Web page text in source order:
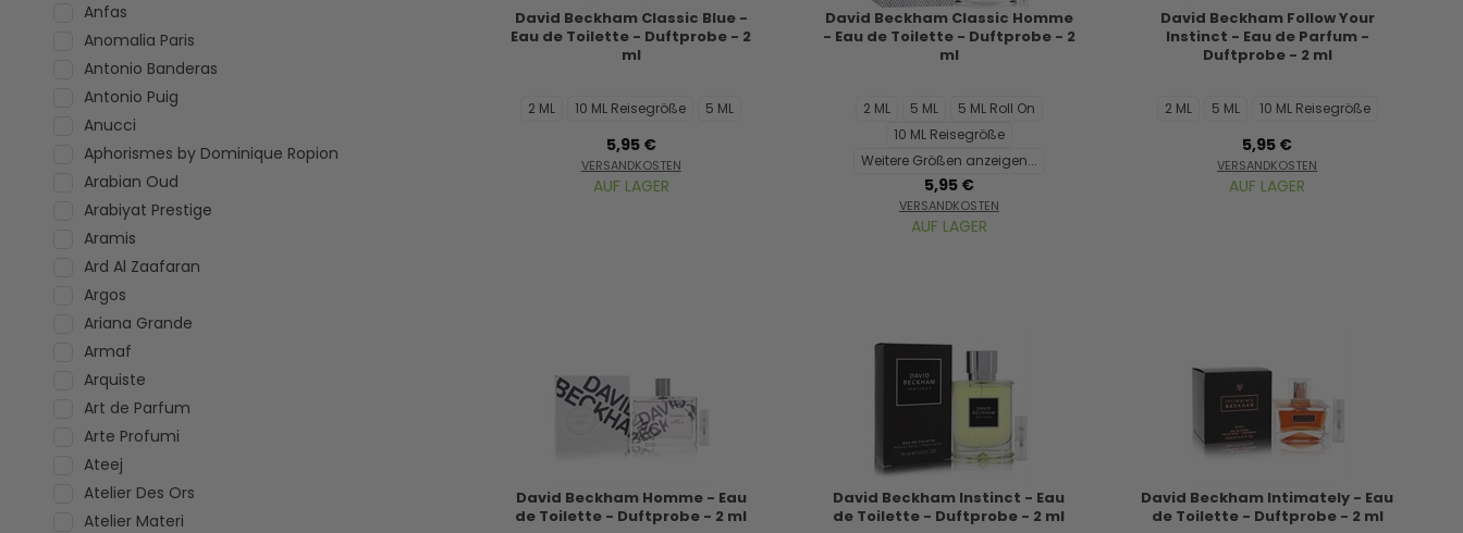
Anfas
Anomalia Paris
Antonio Banderas
Antonio Puig
Anucci
Aphorismes by Dominique Ropion
Arabian Oud
Arabiyat Prestige
Aramis
Ard Al Zaafaran
Argos
Ariana Grande
Armaf
Arquiste
Art de Parfum
Arte Profumi
Ateej
Atelier Des Ors
Atelier Materi
David Beckham Classic Blue -
Eau de Toilette - Duftprobe - 2
ml
2 ML 10 ML Reisegröße 5 ML
5,95 €
VERSANDKOSTEN
AUF LAGER
David Beckham Classic Homme
- Eau de Toilette - Duftprobe - 2
ml
2 ML 5 ML
5 ML Roll On
10 ML Reisegröße
Weitere Größen anzeigen...
5,95 €
VERSANDKOSTEN
AUF LAGER
David Beckham Follow Your
Instinct - Eau de Parfum -
Duftprobe - 2 ml
2 ML 5 ML 10 ML Reisegröße
5,95 €
VERSANDKOSTEN
AUF LAGER
David Beckham Homme - Eau
de Toilette - Duftprobe - 2 ml
David Beckham Instinct - Eau
de Toilette - Duftprobe - 2 ml
David Beckham Intimately - Eau
de Toilette - Duftprobe - 2 ml